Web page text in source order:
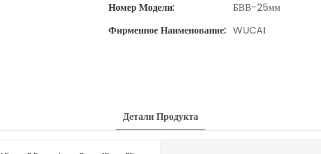
Номер Модели:
БВВ-25мм
Фирменное Наименование: WUCAI
Детали Продукта